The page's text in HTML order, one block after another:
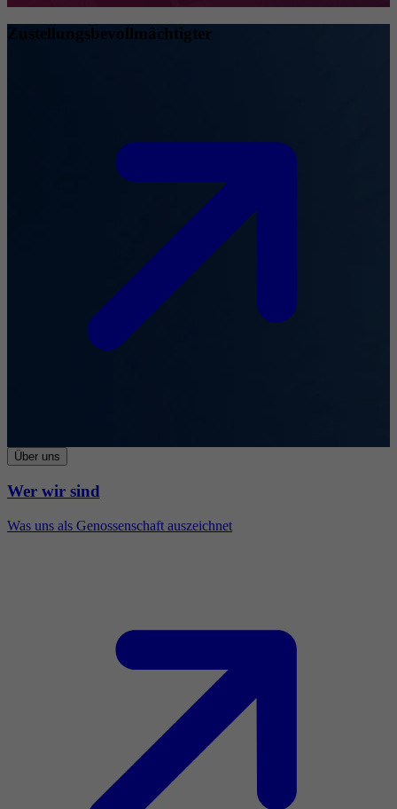
Zustellungsbevollmächtigter
Über uns
Wer wir sind
Was uns als Genossenschaft auszeichnet